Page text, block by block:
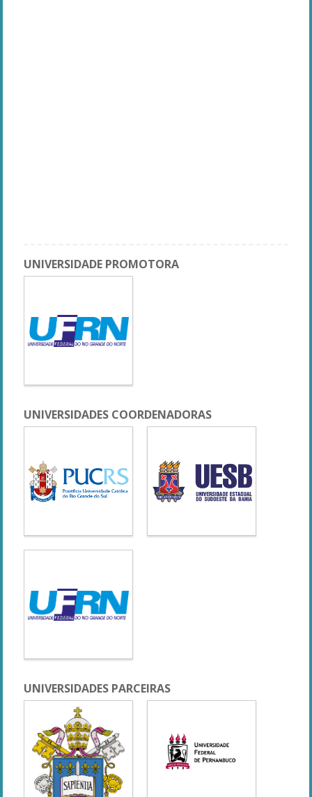
UNIVERSIDADE PROMOTORA
UNIVERSIDADES COORDENADORAS
UNIVERSIDADES PARCEIRAS